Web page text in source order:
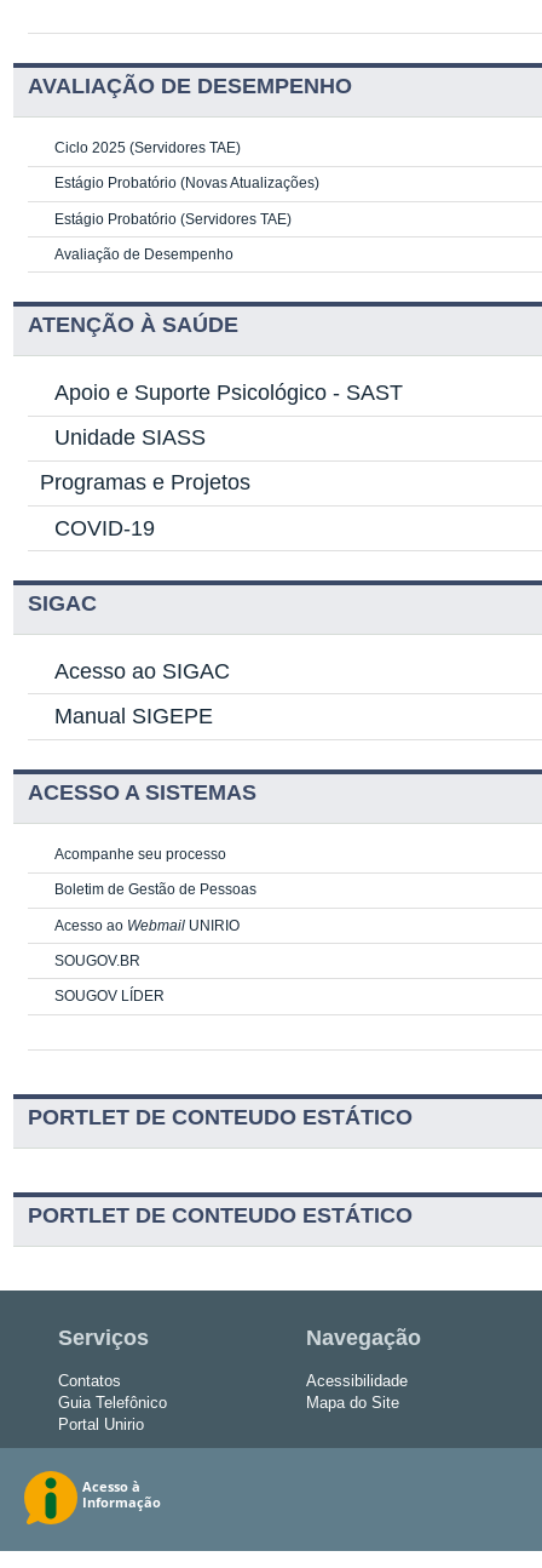
AVALIAÇÃO DE DESEMPENHO
Ciclo 2025 (Servidores TAE)
Estágio Probatório (Novas Atualizações)
Estágio Probatório (Servidores TAE)
Avaliação de Desempenho
ATENÇÃO À SAÚDE
Apoio e Suporte Psicológico - SAST
Unidade SIASS
Programas e Projetos
COVID-19
SIGAC
Acesso ao SIGAC
Manual SIGEPE
ACESSO A SISTEMAS
Acompanhe seu processo
Boletim de Gestão de Pessoas
Acesso ao Webmail UNIRIO
SOUGOV.BR
SOUGOV LÍDER
PORTLET DE CONTEUDO ESTÁTICO
PORTLET DE CONTEUDO ESTÁTICO
Serviços
Contatos
Guia Telefônico
Portal Unirio
Navegação
Acessibilidade
Mapa do Site